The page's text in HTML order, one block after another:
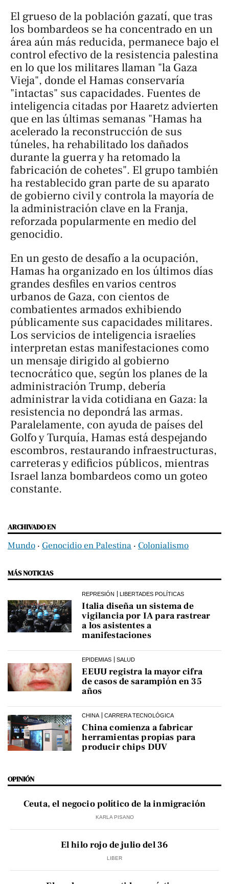
El grueso de la población gazatí, que tras
los bombardeos se ha concentrado en un
área aún más reducida, permanece bajo el
control efectivo de la resistencia palestina
en lo que los militares llaman "la Gaza
Vieja", donde el Hamas conservaría
"intactas" sus capacidades. Fuentes de
inteligencia citadas por Haaretz advierten
que en las últimas semanas "Hamas ha
acelerado la reconstrucción de sus
túneles, ha rehabilitado los dañados
durante la guerra y ha retomado la
fabricación de cohetes". El grupo también
ha restablecido gran parte de su aparato
de gobierno civil y controla la mayoría de
la administración clave en la Franja,
reforzada popularmente en medio del
genocidio.
En un gesto de desafío a la ocupación,
Hamas ha organizado en los últimos días
grandes desfiles en varios centros
urbanos de Gaza, con cientos de
combatientes armados exhibiendo
públicamente sus capacidades militares.
Los servicios de inteligencia israelíes
interpretan estas manifestaciones como
un mensaje dirigido al gobierno
tecnocrático que, según los planes de la
administración Trump, debería
administrar la vida cotidiana en Gaza: la
resistencia no depondrá las armas.
Paralelamente, con ayuda de países del
Golfo y Turquía, Hamas está despejando
escombros, restaurando infraestructuras,
carreteras y edificios públicos, mientras
Israel lanza bombardeos como un goteo
constante.
ARCHIVADO EN
Mundo ‧ Genocidio en Palestina ‧ Colonialismo
MÁS NOTICIAS
REPRESIÓN LIBERTADES POLÍTICAS
Italia diseña un sistema de
vigilancia por IA para rastrear
a los asistentes a
manifestaciones
EPIDEMIAS SALUD
EEUU registra la mayor cifra
de casos de sarampión en 35
años
CHINA CARRERA TECNOLÓGICA
China comienza a fabricar
herramientas propias para
producir chips DUV
OPINIÓN
Ceuta, el negocio político de la inmigración
KARLA PISANO
El hilo rojo de julio del 36
LIBER